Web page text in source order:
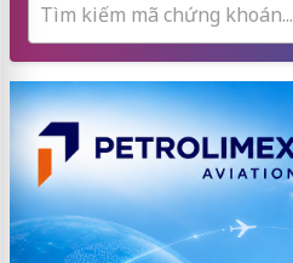
Tìm kiếm mã chứng khoán...